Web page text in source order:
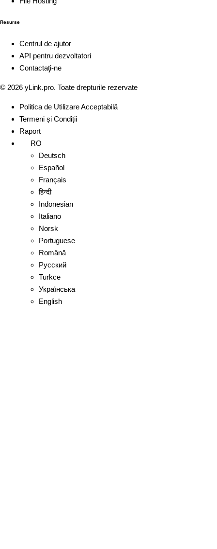
Resurse
Centrul de ajutor
API pentru dezvoltatori
Contactaţi-ne
© 2026 yLink.pro. Toate drepturile rezervate
Politica de Utilizare Acceptabilă
Termeni și Condiții
Raport
RO
Deutsch
Español
Français
हिन्दी
Indonesian
Italiano
Norsk
Portuguese
Română
Русский
Turkce
Українська
English